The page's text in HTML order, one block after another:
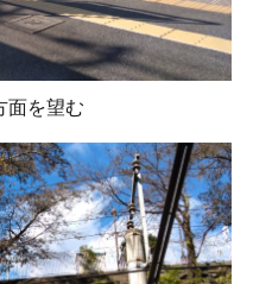
面を望む